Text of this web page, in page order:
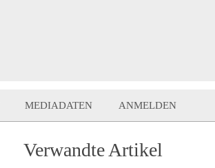
MEDIADATEN ANMELDEN
Verwandte Artikel